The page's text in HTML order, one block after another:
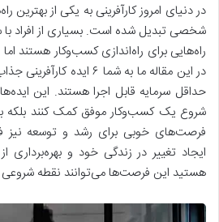
در دنیای امروز کارآفرینی به یکی از بهترین
شخصی تبدیل شده است. بسیاری از افراد با
راه‌هایی برای راه‌اندازی کسب‌وکار هستند
در این مقاله ما به شما ۶
حداقل سرمایه قابل اجرا هستند. این
شروع یک کسب‌وکار موفق کمک کنند بلکه
فرصت‌های خوبی برای رشد و توسعه نیز
ایجاد تغییر در زندگی خود و بهره‌برداری
هستید این فرصت‌ها می‌توانند نقطه شروعی